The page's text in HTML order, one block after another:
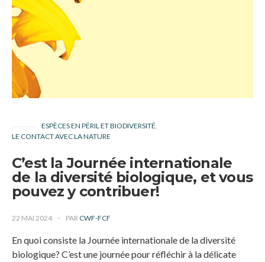
ESPÈCES EN PÉRIL ET BIODIVERSITÉ
LE CONTACT AVEC LA NATURE
C’est la Journée internationale
de la diversité biologique, et vous
pouvez y contribuer!
22 MAI 2024 PAR CWF-FCF
En quoi consiste la Journée internationale de la diversité
biologique? C’est une journée pour réfléchir à la délicate